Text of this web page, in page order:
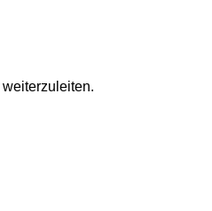
weiterzuleiten.